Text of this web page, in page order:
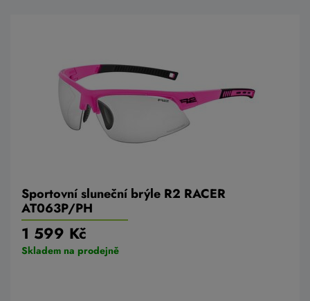
Sportovní sluneční brýle R2 RACER
AT063P/PH
1 599 Kč
Skladem na prodejně